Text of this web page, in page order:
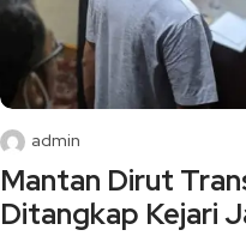
admin
Mantan Dirut
Ditangkap Kejari